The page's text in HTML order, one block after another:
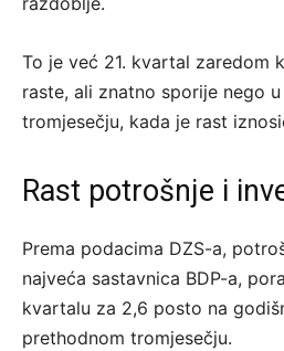
To je već 21. kvartal zaredom
raste, ali znatno sporije nego
tromjesečju, kada je rast
Rast potrošnje i
Prema podacima DZS-a,
najveća sastavnica BDP-a,
kvartalu za 2,6 posto na
prethodnom tromjesečju.